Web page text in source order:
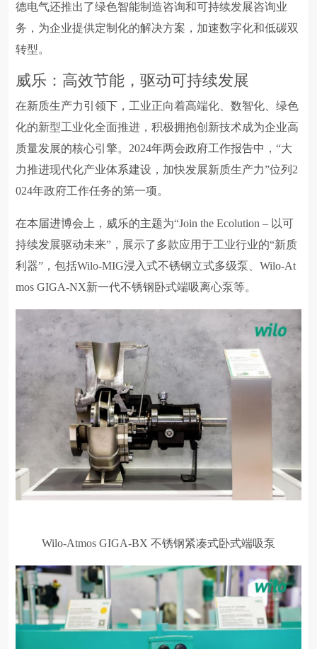
德电气还推出了绿色智能制造咨询和可持续发展咨询业
务，为企业提供定制化的解决方案，加速数字化和低碳双
转型。
威乐：高效节能，驱动可持续发展
在新质生产力引领下，工业正向着高端化、数智化、绿色
化的新型工业化全面推进，积极拥抱创新技术成为企业高
质量发展的核心引擎。2024年两会政府工作报告中，“大
力推进现代化产业体系建设，加快发展新质生产力”位列2
024年政府工作任务的第一项。
在本届进博会上，威乐的主题为“Join the Ecolution – 以可
持续发展驱动未来”，展示了多款应用于工业行业的“新质
利器”，包括Wilo-MIG浸入式不锈钢立式多级泵、Wilo-At
mos GIGA-NX新一代不锈钢卧式端吸离心泵等。
Wilo-Atmos GIGA-BX 不锈钢紧凑式卧式端吸泵